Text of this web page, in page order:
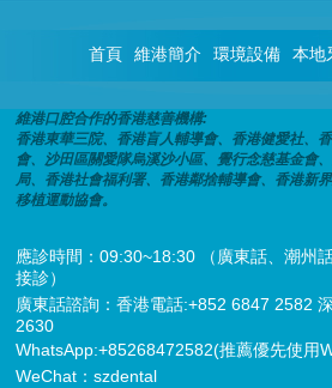
首頁 維港簡介 環境設備 本地
維港口腔合作的香港慈善機構:
香港東華三院、香港盲人輔導會、香港健愛社、
會、沙田區關愛隊烏溪沙小區、覺行念慈基金會
局、香港社會福利署、香港鄰捨輔導會、香港新
移植運動協會。
應診時間：09:30~18:30 （廣東話、潮州
接診）
廣東話諮詢：香港電話:+852 6847 2582
2630
WhatsApp:+85268472582(推薦優先使用
WeChat：szdental